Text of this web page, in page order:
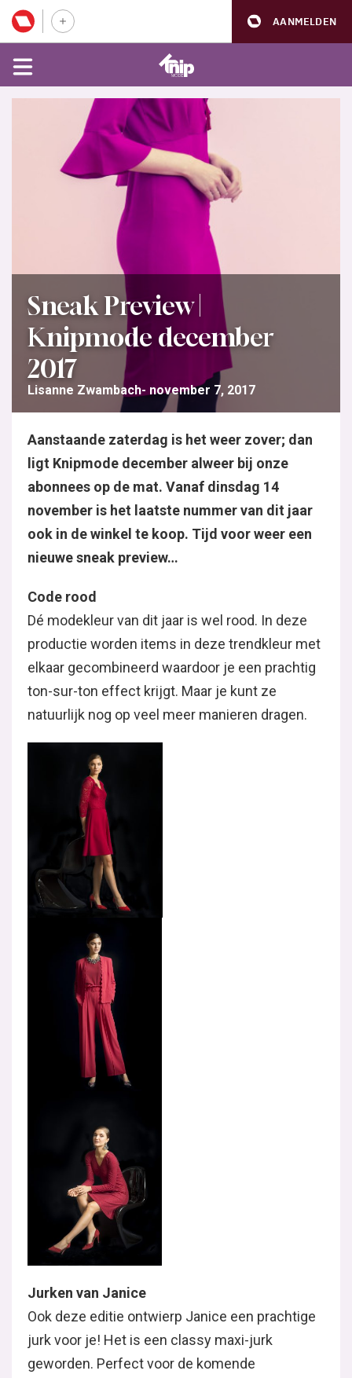
AANMELDEN
Sneak Preview |
Knipmode december
2017
Lisanne Zwambach november 7, 2017
Aanstaande zaterdag is het weer zover; dan
ligt Knipmode december alweer bij onze
abonnees op de mat. Vanaf dinsdag 14
november is het laatste nummer van dit jaar
ook in de winkel te koop. Tijd voor weer een
nieuwe sneak preview…
Code rood
Dé modekleur van dit jaar is wel rood. In deze
productie worden items in deze trendkleur met
elkaar gecombineerd waardoor je een prachtig
ton-sur-ton effect krijgt. Maar je kunt ze
natuurlijk nog op veel meer manieren dragen.
Jurken van Janice
Ook deze editie ontwierp Janice een prachtige
jurk voor je! Het is een classy maxi-jurk
geworden. Perfect voor de komende